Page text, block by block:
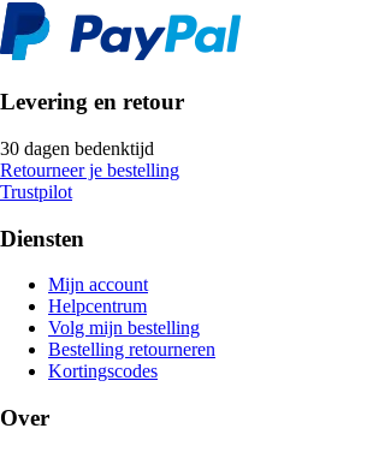
Levering en retour
30 dagen bedenktijd
Retourneer je bestelling
Trustpilot
Diensten
Mijn account
Helpcentrum
Volg mijn bestelling
Bestelling retourneren
Kortingscodes
Over